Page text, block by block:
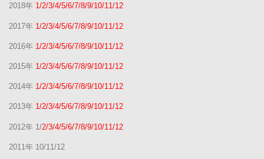
2018年 1/2/3/4/5/6/7/8/9/10/11/12
2017年 1/2/3/4/5/6/7/8/9/10/11/12
2016年 1/2/3/4/5/6/7/8/9/10/11/12
2015年 1/2/3/4/5/6/7/8/9/10/11/12
2014年 1/2/3/4/5/6/7/8/9/10/11/12
2013年 1/2/3/4/5/6/7/8/9/10/11/12
2012年 1/2/3/4/5/6/7/8/9/10/11/12
2011年 10/11/12